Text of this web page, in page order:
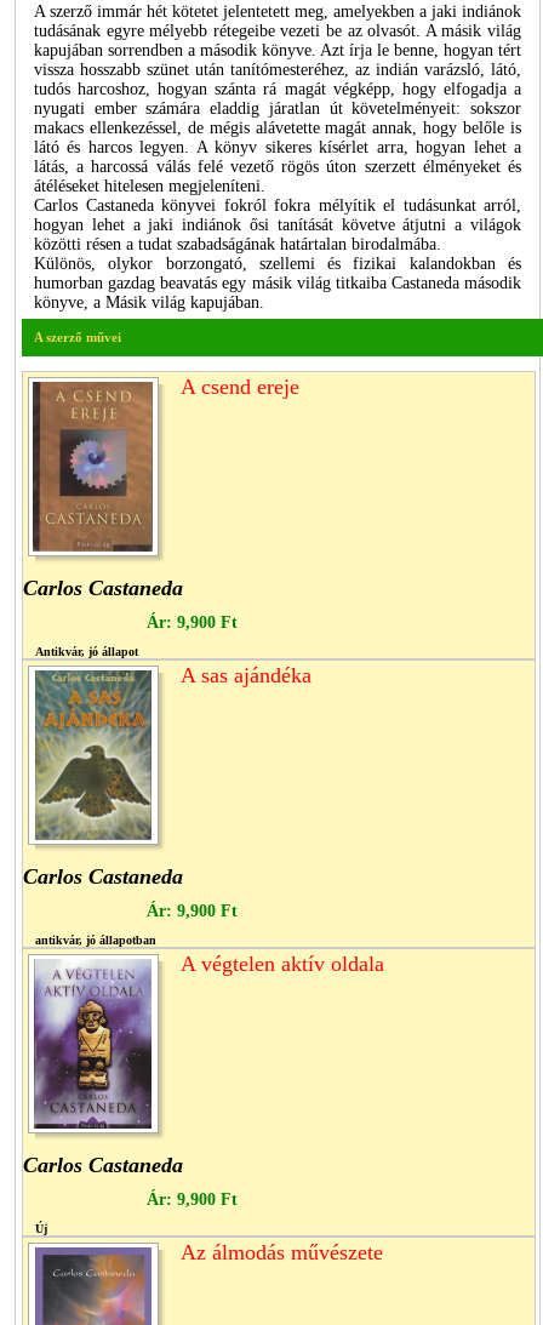
A szerző immár hét kötetet jelentetett meg, amelyekben a jaki indiánok
tudásának egyre mélyebb rétegeibe vezeti be az olvasót. A másik világ
kapujában sorrendben a második könyve. Azt írja le benne, hogyan tért
vissza hosszabb szünet után tanítómesteréhez, az indián varázsló, látó,
tudós harcoshoz, hogyan szánta rá magát végképp, hogy elfogadja a
nyugati ember számára eladdig járatlan út követelményeit: sokszor
makacs ellenkezéssel, de mégis alávetette magát annak, hogy belőle is
látó és harcos legyen. A könyv sikeres kísérlet arra, hogyan lehet a
látás, a harcossá válás felé vezető rögös úton szerzett élményeket és
átéléseket hitelesen megjeleníteni.
Carlos Castaneda könyvei fokról fokra mélyítik el tudásunkat arról,
hogyan lehet a jaki indiánok ősi tanítását követve átjutni a világok
közötti résen a tudat szabadságának határtalan birodalmába.
Különös, olykor borzongató, szellemi és fizikai kalandokban és
humorban gazdag beavatás egy másik világ titkaiba Castaneda második
könyve, a Másik világ kapujában.
A szerző művei
A csend ereje
Carlos Castaneda
Ár: 9,900 Ft
Antikvár, jó állapot
A sas ajándéka
Carlos Castaneda
Ár: 9,900 Ft
antikvár, jó állapotban
A végtelen aktív oldala
Carlos Castaneda
Ár: 9,900 Ft
Új
Az álmodás művészete